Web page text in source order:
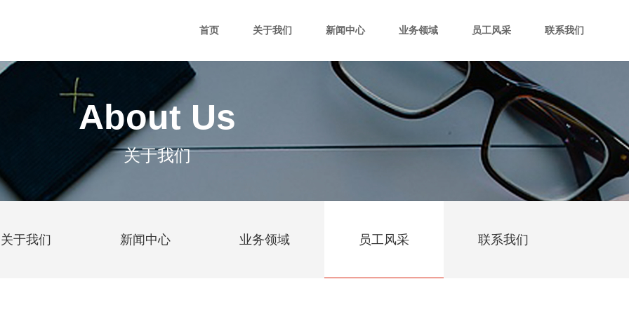
首页 关于我们 新闻中心 业务领域 员工风采 联系我们
About Us
关于我们
关于我们 新闻中心 业务领域 员工风采 联系我们